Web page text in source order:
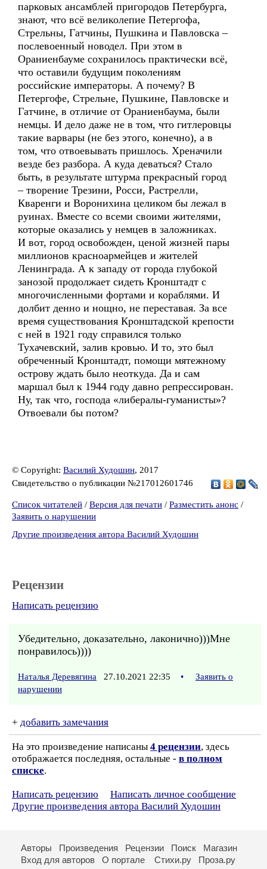
парковых ансамблей пригородов Петербурга,
знают, что всё великолепие Петергофа,
Стрельны, Гатчины, Пушкина и Павловска –
послевоенный новодел. При этом в
Ораниенбауме сохранилось практически всё,
что оставили будущим поколениям
российские императоры. А почему? В
Петергофе, Стрельне, Пушкине, Павловске и
Гатчине, в отличие от Ораниенбаума, были
немцы. И дело даже не в том, что гитлеровцы
такие варвары (не без этого, конечно), а в
том, что отвоевывать пришлось. Хреначили
везде без разбора. А куда деваться? Стало
быть, в результате штурма прекрасный город
– творение Трезини, Росси, Растрелли,
Кваренги и Воронихина целиком бы лежал в
руинах. Вместе со всеми своими жителями,
которые оказались у немцев в заложниках.
И вот, город освобожден, ценой жизней пары
миллионов красноармейцев и жителей
Ленинграда. А к западу от города глубокой
занозой продолжает сидеть Кронштадт с
многочисленными фортами и кораблями. И
долбит денно и нощно, не переставая. За все
время существования Кронштадской крепости
с ней в 1921 году справился только
Тухачевский, залив кровью. И то, это был
обреченный Кронштадт, помощи мятежному
острову ждать было неоткуда. Да и сам
маршал был к 1944 году давно репрессирован.
Ну, так что, господа «либералы-гуманисты»?
Отвоевали бы потом?
© Copyright: Василий Худошин, 2017
Свидетельство о публикации №217012601746
Список читателей / Версия для печати / Разместить анонс /
Заявить о нарушении
Другие произведения автора Василий Худошин
Рецензии
Написать рецензию
Убедительно, доказательно, лаконично)))Мне
понравилось))))
Наталья Деревягина 27.10.2021 22:35 •
Заявить о
нарушении
+ добавить замечания
На это произведение написаны 4 рецензии, здесь
отображается последняя, остальные - в полном
списке.
Написать рецензию
Написать личное сообщение
Другие произведения автора Василий Худошин
Авторы Произведения Рецензии Поиск
Магазин
Вход для авторов
О портале Стихи.ру Проза.ру